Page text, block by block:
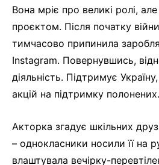
Вона мріє про великі ролі,
проєктом. Після початку
тимчасово припинила
Instagram. Повернувшись,
діяльність. Підтримує
акцій на підтримку полонених.
Акторка згадує шкільних
– однокласники носили її на
влаштувала вечірку-